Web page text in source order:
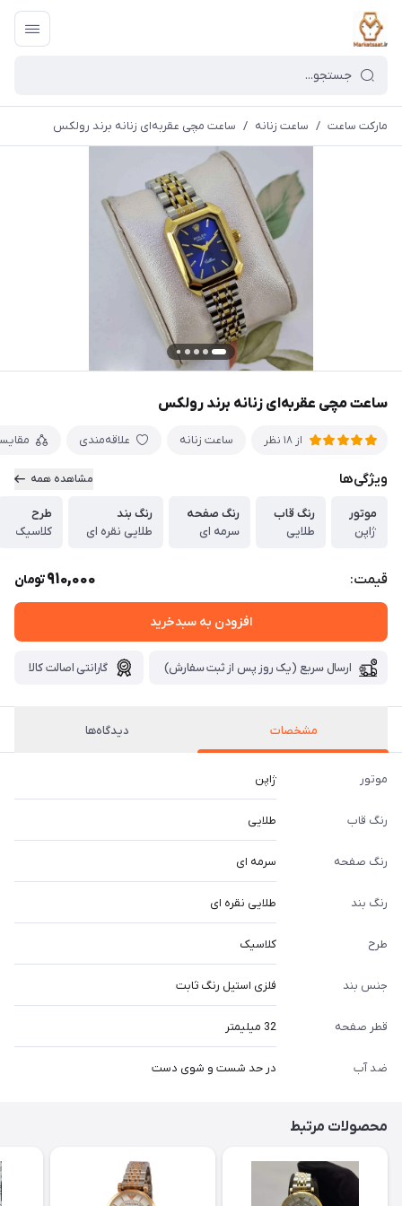
مارکت ساعت / ساعت زنانه / ساعت مچی عقربه‌ای زنانه برند رولکس
ساعت مچی عقربه‌ای زنانه برند رولکس
از 18 نظر ساعت زنانه علاقه‌مندی
ویژگی‌ها مشاهده همه
موتور
ژاپن
رنگ قاب
طلایی
رنگ صفحه
سرمه ای
رنگ بند
طلایی نقره ای
طرح
کلاسیک
قیمت: 910,000تومان
افزودن به سبدخرید
ارسال سریع (یک روز پس از ثبت سفارش) گارانتی اصالت کالا
مشخصات دیدگاه‌ها
موتور ژاپن
رنگ قاب طلایی
رنگ صفحه سرمه ای
رنگ بند طلایی نقره ای
طرح کلاسیک
جنس بند فلزی استیل رنگ ثابت
قطر صفحه 32 میلیمتر
ضد آب در حد شست و شوی دست
محصولات مرتبط